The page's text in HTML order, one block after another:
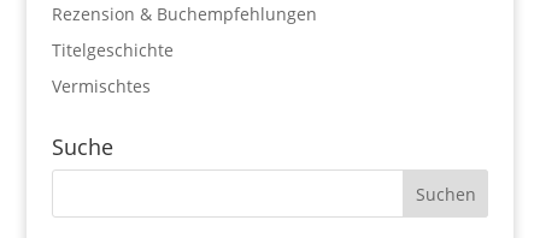
Rezension & Buchempfehlungen
Titelgeschichte
Vermischtes
Suche